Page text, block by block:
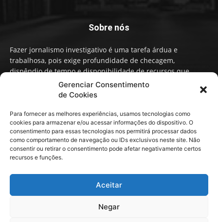
Gerenciar Consentimento
de Cookies
Para fornecer as melhores experiências, usamos tecnologias como
cookies para armazenar e/ou acessar informações do dispositivo. O
consentimento para essas tecnologias nos permitirá processar dados
como comportamento de navegação ou IDs exclusivos neste site. Não
consentir ou retirar o consentimento pode afetar negativamente certos
recursos e funções.
Aceitar
Negar
Sobre nós
Fazer jornalismo investigativo é uma tarefa árdua e
trabalhosa, pois exige profundidade de checagem,
dispêndio de tempo e disponibilidade de recursos que
influenciam na qualidade de informação e conteúdo. A
Imprensa Livre RS faz um Jornalismo independente,
Contato:contato@imprensalivrers.com.br